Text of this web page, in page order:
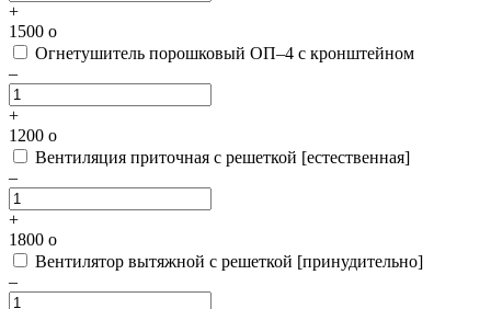
+
1500 o
Огнетушитель порошковый ОП–4 с кронштейном
–
+
1200 o
Вентиляция приточная с решеткой [естественная]
–
+
1800 o
Вентилятор вытяжной с решеткой [принудительно]
–